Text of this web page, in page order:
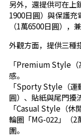
另外，還提供可在上
1900日圓）與保護充
（1萬6500日圓），
外觀方面，提供三種
「Premium Style（
感。
「Sporty Style（運
圓）、貼紙與尾門擾
「Casual Style（
輪圈「MG-022」（2
圍。